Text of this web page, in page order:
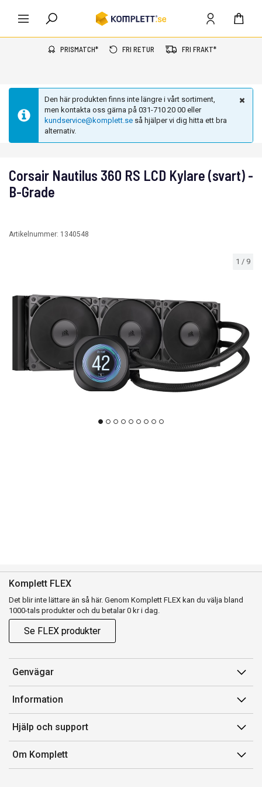
PRISMATCH* FRI RETUR FRI FRAKT*
Den här produkten finns inte längre i vårt sortiment,
men kontakta oss gärna på 031-710 20 00 eller
kundservice@komplett.se så hjälper vi dig hitta ett bra
alternativ.
1 / 9
Corsair Nautilus 360 RS LCD Kylare (svart) -
B-Grade
Artikelnummer: 1340548
Komplett FLEX
Det blir inte lättare än så här. Genom Komplett FLEX kan du välja bland
1000-tals produkter och du betalar 0 kr i dag.
Se FLEX produkter
Genvägar
Konto
Orderhistorik
Presentkort
Komplett Club
Information
Försäljningsvillkor
Medlemsvillkor for Komplett Club
Lediga tjänster
Hjälp och support
Kontakta oss
Kundservice
Om Komplett